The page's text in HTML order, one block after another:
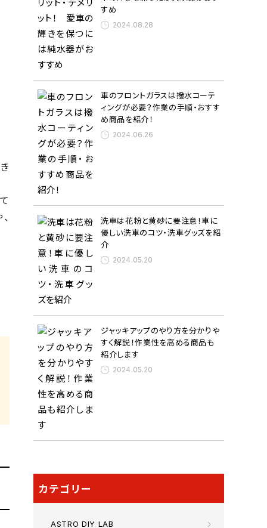
すめ
2024.08.28
車のフロントガラスは撥水コーテ
ィングが必要？作業の手順・おすす
め商品を紹介！
2024.06.26
洗車は花粉と黄砂に要注意！車に
優しい洗車のコツ・洗車グッズを紹
介
2024.05.20
ジャッキアップのやり方を分かりや
すく解説！作業性を高める商品も
紹介します
2024.05.20
カテゴリー
ASTRO DIY LAB